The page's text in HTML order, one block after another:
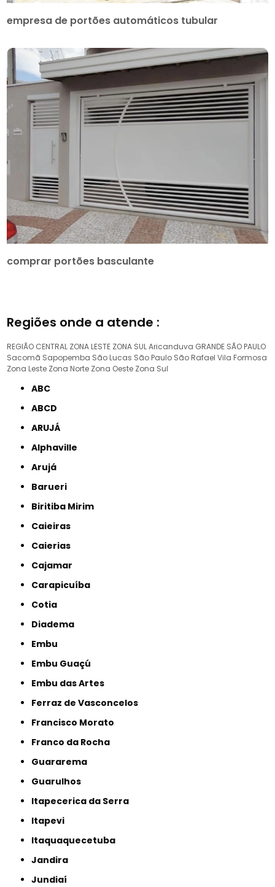
empresa de portões automáticos tubular
comprar portões basculante
Regiões onde a atende :
REGIÃO CENTRAL ZONA LESTE ZONA SULAricanduva GRANDE SÃO PAULO
Sacomã Sapopemba São Lucas São Paulo São Rafael Vila Formosa
Zona Leste Zona Norte Zona Oeste Zona Sul
ABC
ABCD
ARUJÁ
Alphaville
Arujá
Barueri
Biritiba Mirim
Caieiras
Caierias
Cajamar
Carapicuíba
Cotia
Diadema
Embu
Embu Guaçú
Embu das Artes
Ferraz de Vasconcelos
Francisco Morato
Franco da Rocha
Guararema
Guarulhos
Itapecerica da Serra
Itapevi
Itaquaquecetuba
Jandira
Jundiaí